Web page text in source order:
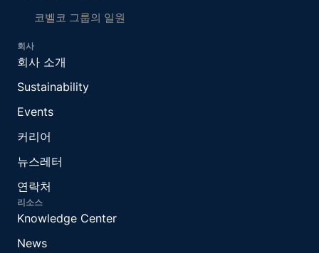
코벨코 그룹의 일원
회사
회사 소개
Sustainability
Events
커리어
뉴스레터
연락처
리소스
Knowledge Center
News